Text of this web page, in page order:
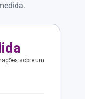
sobre um